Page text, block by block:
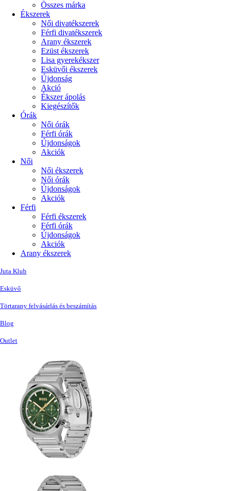
Összes márka
Ékszerek
Női divatékszerek
Férfi divatékszerek
Arany ékszerek
Ezüst ékszerek
Lisa gyerekékszer
Esküvői ékszerek
Újdonság
Akció
Ékszer ápolás
Kiegészítők
Órák
Női órák
Férfi órák
Újdonságok
Akciók
Női
Női ékszerek
Női órák
Újdonságok
Akciók
Férfi
Férfi ékszerek
Férfi órák
Újdonságok
Akciók
Arany ékszerek
Juta Klub
Esküvő
Törtarany felvásárlás és beszámítás
Blog
Outlet